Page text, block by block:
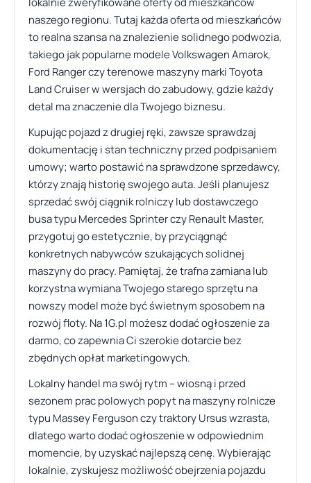
naszego regionu. Tutaj każda oferta od mieszkańców
to realna szansa na znalezienie solidnego podwozia,
takiego jak popularne modele Volkswagen Amarok,
Ford Ranger czy terenowe maszyny marki Toyota
Land Cruiser w wersjach do zabudowy, gdzie każdy
detal ma znaczenie dla Twojego biznesu.
Kupując pojazd z drugiej ręki, zawsze sprawdzaj
dokumentację i stan techniczny przed podpisaniem
umowy; warto postawić na sprawdzone sprzedawcy,
którzy znają historię swojego auta. Jeśli planujesz
sprzedać swój ciągnik rolniczy lub dostawczego
busa typu Mercedes Sprinter czy Renault Master,
przygotuj go estetycznie, by przyciągnąć
konkretnych nabywców szukających solidnej
maszyny do pracy. Pamiętaj, że trafna zamiana lub
korzystna wymiana Twojego starego sprzętu na
nowszy model może być świetnym sposobem na
rozwój floty. Na 1G.pl możesz dodać ogłoszenie za
darmo, co zapewnia Ci szerokie dotarcie bez
zbędnych opłat marketingowych.
Lokalny handel ma swój rytm – wiosną i przed
sezonem prac polowych popyt na maszyny rolnicze
typu Massey Ferguson czy traktory Ursus wzrasta,
dlatego warto dodać ogłoszenie w odpowiednim
momencie, by uzyskać najlepszą cenę. Wybierając
lokalnie, zyskujesz możliwość obejrzenia pojazdu